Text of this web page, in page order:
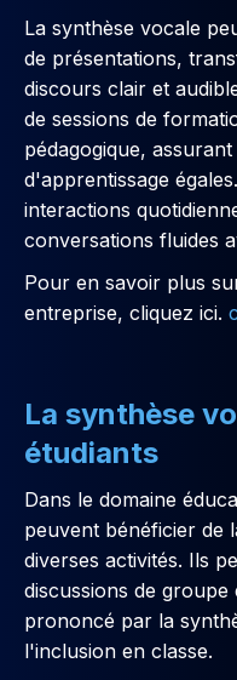
La synthèse vocale
de présentations,
discours clair et
de sessions de
pédagogique,
d'apprentissage
interactions
conversations fluides
Pour en savoir plus
entreprise, cliquez ici.
La synthèse
étudiants
Dans le domaine
peuvent bénéficier de
diverses activités. Ils
discussions de
prononcé par la
l'inclusion en classe.